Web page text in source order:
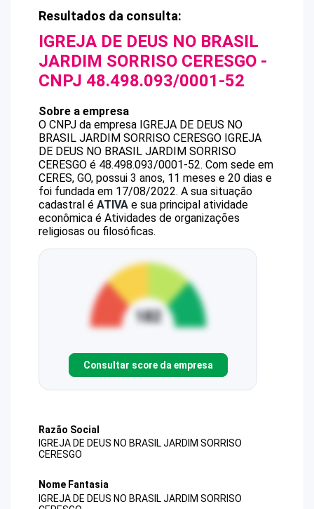
Resultados da consulta:
IGREJA DE DEUS NO BRASIL
JARDIM SORRISO CERESGO -
CNPJ 48.498.093/0001-52
Sobre a empresa
O CNPJ da empresa IGREJA DE DEUS NO
BRASIL JARDIM SORRISO CERESGO IGREJA
DE DEUS NO BRASIL JARDIM SORRISO
CERESGO é 48.498.093/0001-52. Com sede em
CERES, GO, possui 3 anos, 11 meses e 20 dias e
foi fundada em 17/08/2022. A sua situação
cadastral é ATIVA e sua principal atividade
econômica é Atividades de organizações
religiosas ou filosóficas.
Consultar score da empresa
Razão Social
IGREJA DE DEUS NO BRASIL JARDIM SORRISO
CERESGO
Nome Fantasia
IGREJA DE DEUS NO BRASIL JARDIM SORRISO